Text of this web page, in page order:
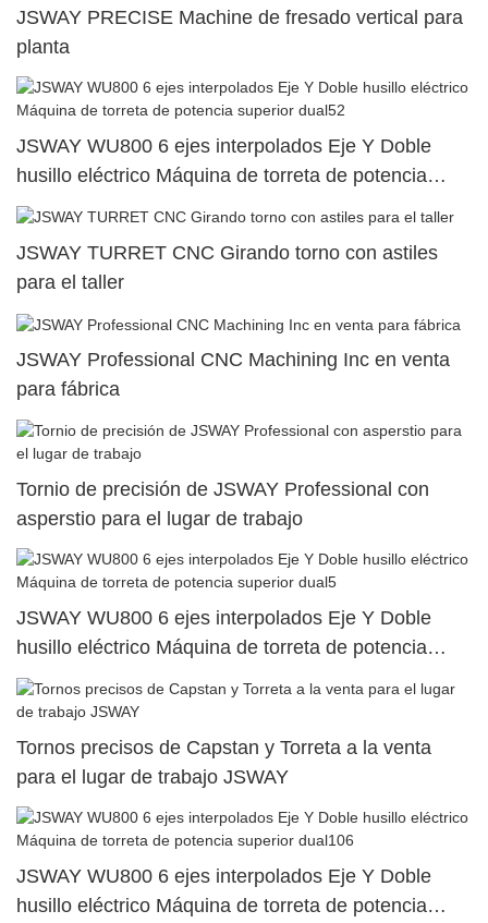
JSWAY PRECISE Machine de fresado vertical para
planta
JSWAY WU800 6 ejes interpolados Eje Y Doble
husillo eléctrico Máquina de torreta de potencia
superior dual52
JSWAY TURRET CNC Girando torno con astiles
para el taller
JSWAY Professional CNC Machining Inc en venta
para fábrica
Tornio de precisión de JSWAY Professional con
asperstio para el lugar de trabajo
JSWAY WU800 6 ejes interpolados Eje Y Doble
husillo eléctrico Máquina de torreta de potencia
superior dual5
Tornos precisos de Capstan y Torreta a la venta
para el lugar de trabajo JSWAY
JSWAY WU800 6 ejes interpolados Eje Y Doble
husillo eléctrico Máquina de torreta de potencia